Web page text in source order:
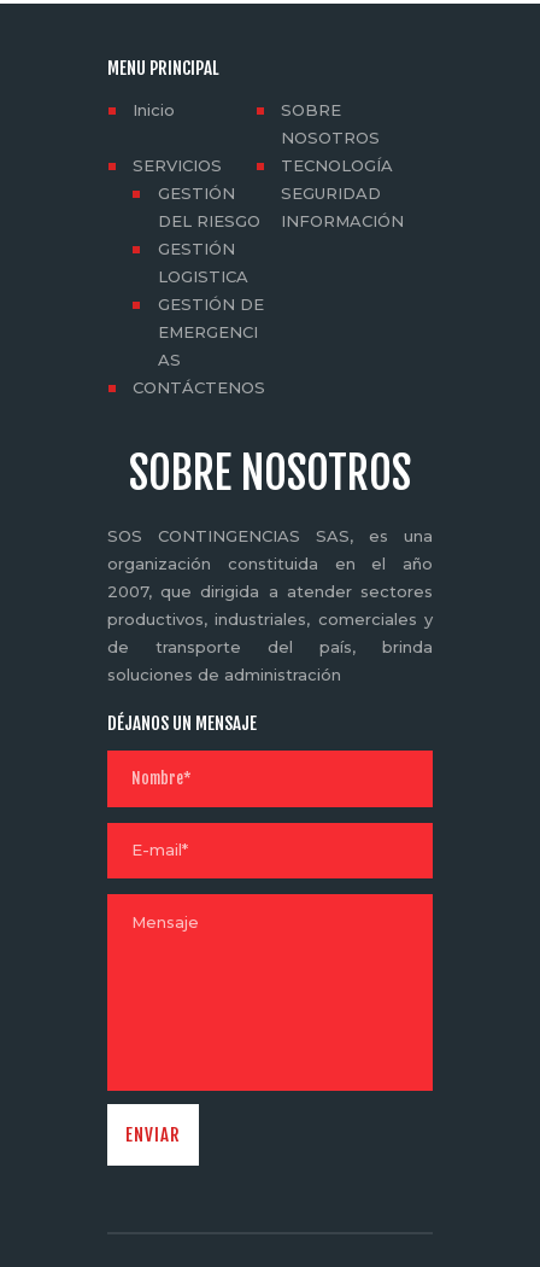
MENU PRINCIPAL
Inicio
SOBRE
NOSOTROS
SERVICIOS
GESTIÓN
DEL RIESGO
GESTIÓN
LOGISTICA
GESTIÓN DE
EMERGENCI
AS
TECNOLOGÍA
SEGURIDAD
INFORMACIÓN
CONTÁCTENOS
SOBRE NOSOTROS
SOS CONTINGENCIAS SAS, es una
organización constituida en el año
2007, que dirigida a atender sectores
productivos, industriales, comerciales y
de transporte del país, brinda
soluciones de administración
DÉJANOS UN MENSAJE